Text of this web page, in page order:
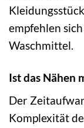
empfehlen
Waschmittel.
Ist das Nähen
Der
Komplexität